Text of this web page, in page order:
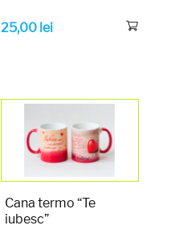
25,00 lei
Cana termo “Te
iubesc”